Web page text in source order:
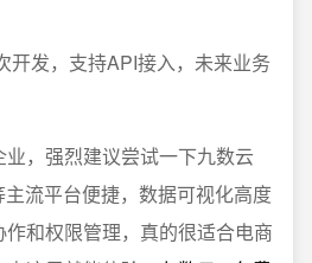
开发，支持API接入，未来业务
，强烈建议尝试一下九数云
流平台便捷，数据可视化高度
和权限管理，真的很适合电商